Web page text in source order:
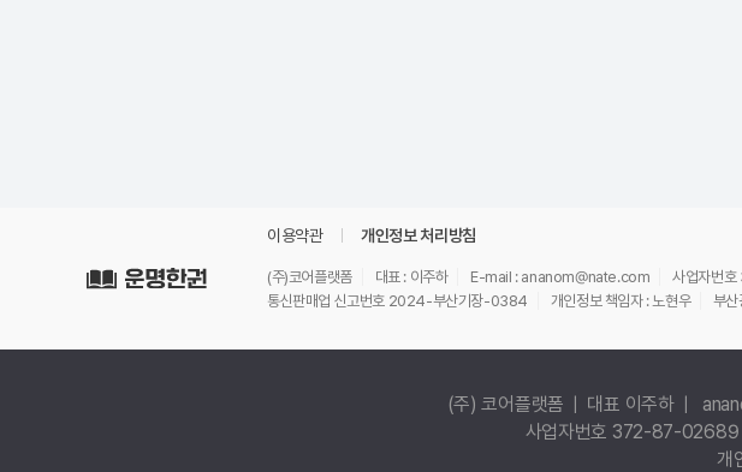
이용약관 개인정보 처리방침
(주)코어플랫폼 대표 : 이주하 E-mail : ananom@nate.com
사업자번
통신판매업 신고번호 2024-부산기장-0384
개인정보 책임자 : 노현우 부산
(주) 코어플랫폼 | 대표 이주하 |
사업자번호 372-87-
개